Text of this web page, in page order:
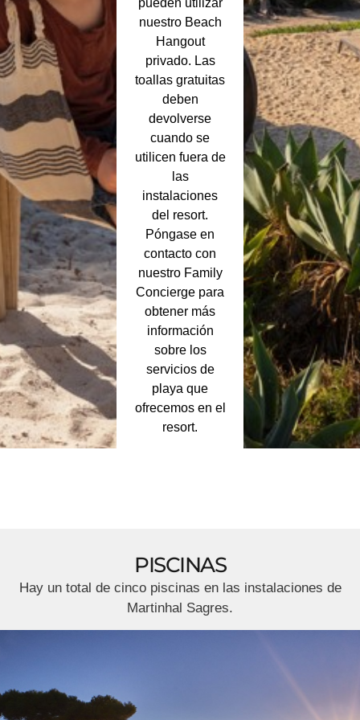
pueden utilizar
nuestro Beach
Hangout
privado. Las
toallas gratuitas
deben
devolverse
cuando se
utilicen fuera de
las
instalaciones
del resort.
Póngase en
contacto con
nuestro Family
Concierge para
obtener más
información
sobre los
servicios de
playa que
ofrecemos en el
resort.
PISCINAS
Hay un total de cinco piscinas en las instalaciones de
Martinhal Sagres.